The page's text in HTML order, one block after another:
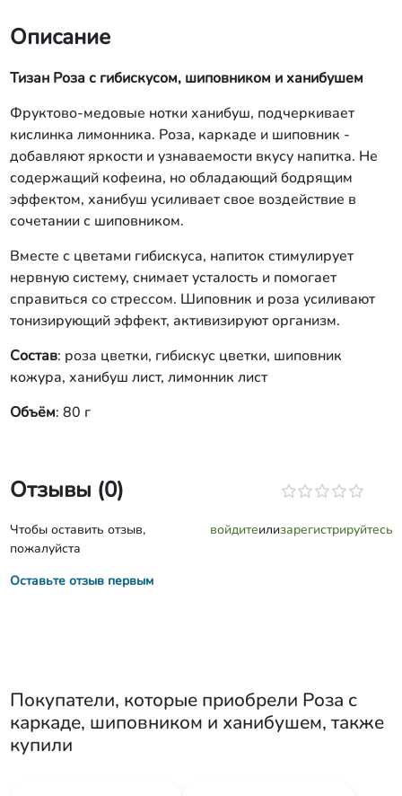
Описание
Тизан Роза с гибискусом, шиповником и ханибушем
Фруктово-медовые нотки ханибуш, подчеркивает
кислинка лимонника. Роза, каркаде и шиповник -
добавляют яркости и узнаваемости вкусу напитка. Не
содержащий кофеина, но обладающий бодрящим
эффектом, ханибуш усиливает свое воздействие в
сочетании с шиповником.
Вместе с цветами гибискуса, напиток стимулирует
нервную систему, снимает усталость и помогает
справиться со стрессом. Шиповник и роза усиливают
тонизирующий эффект, активизируют организм.
Состав: роза цветки, гибискус цветки, шиповник
кожура, ханибуш лист, лимонник лист
Объём: 80 г
Отзывы (0)
Чтобы оставить отзыв,
пожалуйста
войдитеилизарегистрируйтесь
Оставьте отзыв первым
Покупатели, которые приобрели Роза с
каркаде, шиповником и ханибушем, также
купили